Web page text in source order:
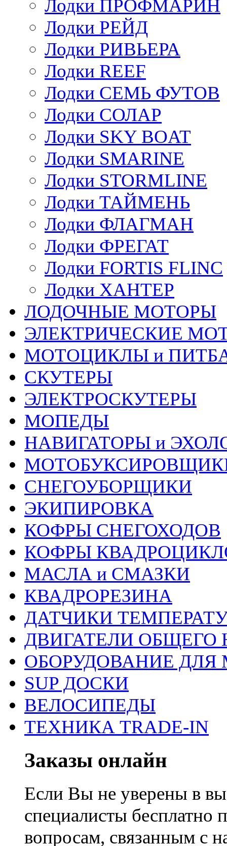
Лодки ПРОФМАРИН
Лодки РЕЙД
Лодки РИВЬЕРА
Лодки REEF
Лодки СЕМЬ ФУТОВ
Лодки СОЛАР
Лодки SKY BOAT
Лодки SMARINE
Лодки STORMLINE
Лодки ТАЙМЕНЬ
Лодки ФЛАГМАН
Лодки ФРЕГАТ
Лодки FORTIS FLINC
Лодки ХАНТЕР
ЛОДОЧНЫЕ МОТОРЫ
ЭЛЕКТРИЧЕСКИЕ
МОТОЦИКЛЫ и
СКУТЕРЫ
ЭЛЕКТРОСКУТЕРЫ
МОПЕДЫ
НАВИГАТОРЫ и
СНЕГОУБОРЩИКИ
ЭКИПИРОВКА
КОФРЫ СНЕГОХОДОВ
КОФРЫ
МАСЛА и СМАЗКИ
КВАДРОРЕЗИНА
ДАТЧИКИ
ДВИГАТЕЛИ ОБЩЕГО
ОБОРУДОВАНИЕ
SUP ДОСКИ
ВЕЛОСИПЕДЫ
ТЕХНИКА TRADE-IN
Заказы онлайн
Если Вы не уверены в
специалисты
вопросам, связанным с